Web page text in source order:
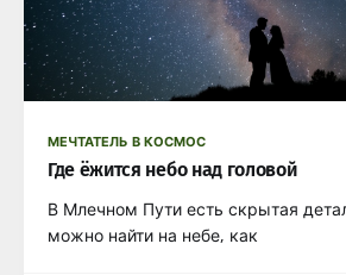
МЕЧТАТЕЛЬ В КОСМОС
Где ёжится небо над головой
В Млечном Пути есть скрытая
можно найти на небе, как